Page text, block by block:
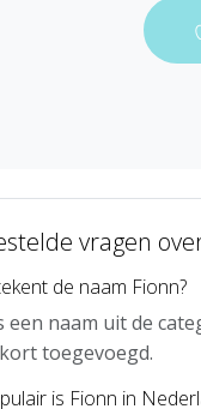
vragen
de naam Fionn?
een naam uit de
toegevoegd.
is Fionn in